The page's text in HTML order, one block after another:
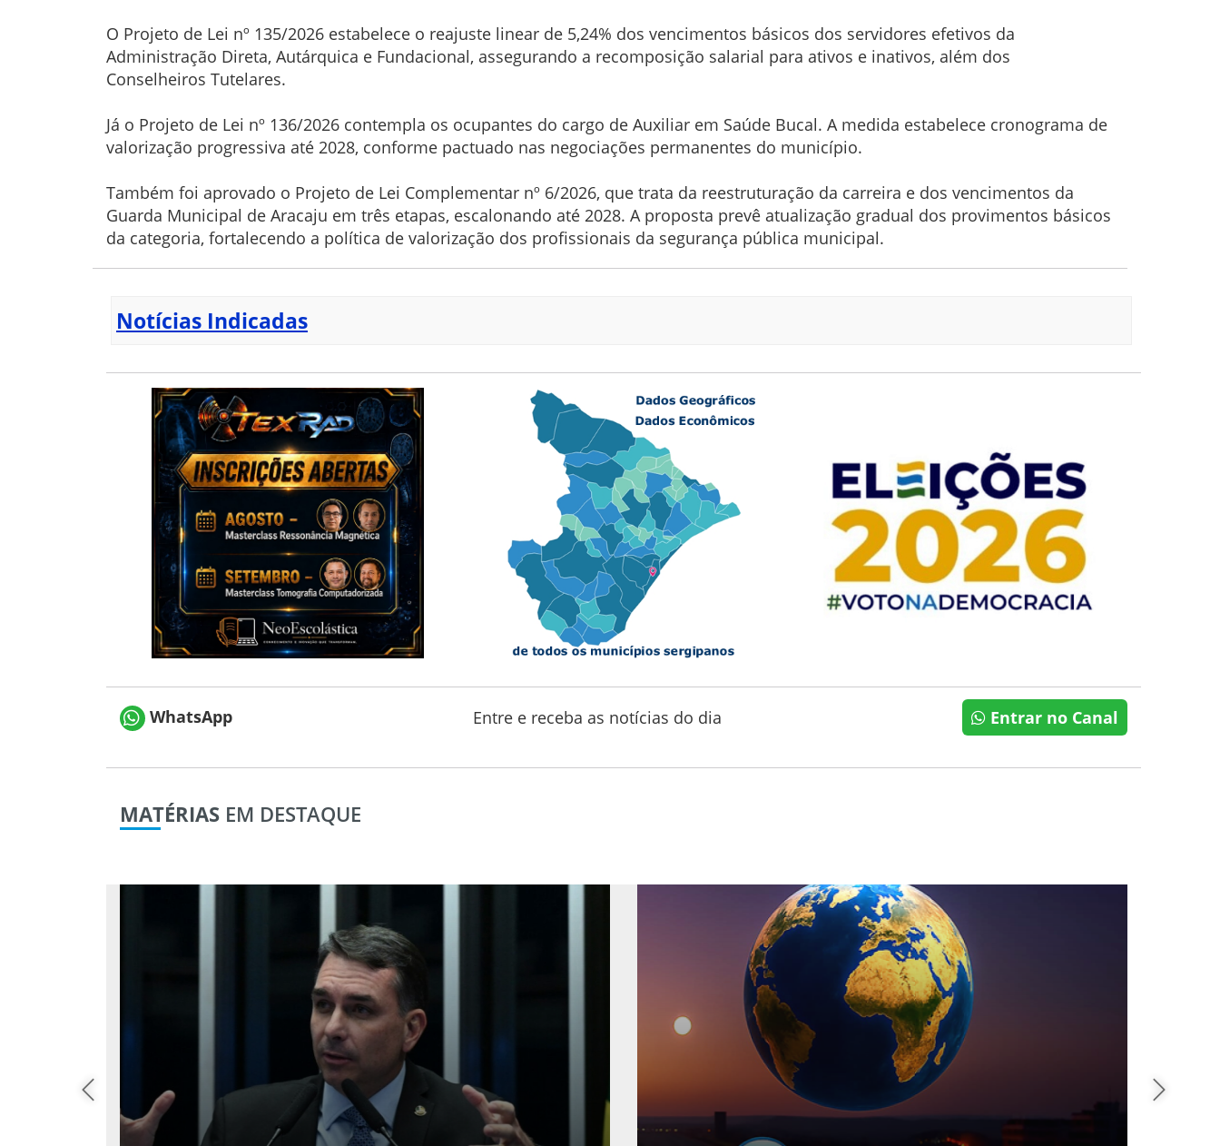
O Projeto de Lei nº 135/2026 estabelece o reajuste linear de 5,24% dos vencimentos básicos dos servidores efetivos da
Administração Direta, Autárquica e Fundacional, assegurando a recomposição salarial para ativos e inativos, além dos
Conselheiros Tutelares.
Já o Projeto de Lei nº 136/2026 contempla os ocupantes do cargo de Auxiliar em Saúde Bucal. A medida estabelece cronograma de
valorização progressiva até 2028, conforme pactuado nas negociações permanentes do município.
Também foi aprovado o Projeto de Lei Complementar nº 6/2026, que trata da reestruturação da carreira e dos vencimentos da
Guarda Municipal de Aracaju em três etapas, escalonando até 2028. A proposta prevê atualização gradual dos provimentos básicos
da categoria, fortalecendo a política de valorização dos profissionais da segurança pública municipal.
Notícias Indicadas
WhatsApp Entre e receba as notícias do dia Entrar no Canal
MATÉRIAS EM DESTAQUE